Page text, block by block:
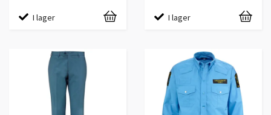
I lager I lager